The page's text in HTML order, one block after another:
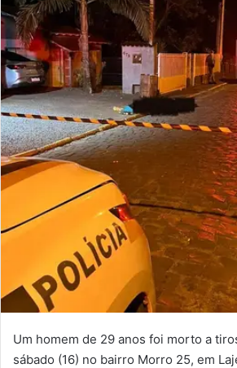
Um homem de 29 anos foi morto a
sábado (16) no bairro Morro 25, em